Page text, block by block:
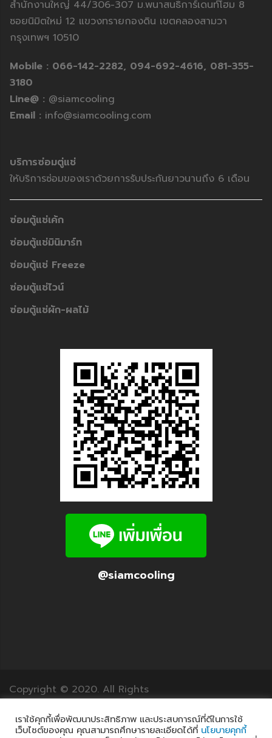
สำนักงานใหญ่ 44/306-307 ม.พนาสนธิ์การ์เดนท์โฮม 8
ซอยนิมิตใหม่ 12 แขวงทรายกองดิน เขตคลองสามวา
กรุงเทพฯ 10510
Mobile : 066-142-2282, 094-692-4616, 081-355-
3180
Line@ : @siamcooling
Email : info@siamcooling.com
บริการซ่อมตู่แช่
ให้บริการซ่อมของเราด้วยการรับประกันยาวนานถึง 6 เดือน
ซ่อมตู้แช่เค้ก
ซ่อมตู้แช่มินิมาร์ท
ซ่อมตู้แช่ Freeze
ซ่อมตู้แช่ไวน์
ซ่อมตู้แช่ผัก-ผลไม้
@siamcooling
Copyright © 2020. All Rights
Reserved.12Translation.com
เราใช้คุกกี้เพื่อพัฒนาประสิทธิภาพ และประสบการณ์ที่ดีในการใช้
เว็บไซต์ของคุณ คุณสามารถศึกษารายละเอียดได้ที่ นโยบายคุกกี้